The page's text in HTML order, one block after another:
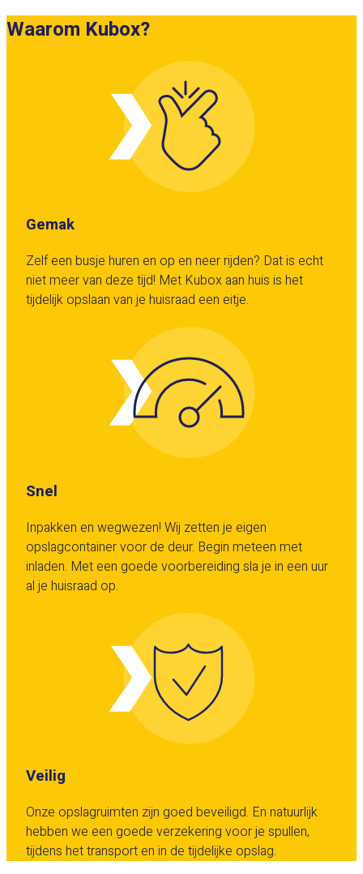
Waarom Kubox?
Gemak
Zelf een busje huren en op en neer rijden? Dat is echt
niet meer van deze tijd! Met Kubox aan huis is het
tijdelijk opslaan van je huisraad een eitje.
Snel
Inpakken en wegwezen! Wij zetten je eigen
opslagcontainer voor de deur. Begin meteen met
inladen. Met een goede voorbereiding sla je in een uur
al je huisraad op.
Veilig
Onze opslagruimten zijn goed beveiligd. En natuurlijk
hebben we een goede verzekering voor je spullen,
tijdens het transport en in de tijdelijke opslag.